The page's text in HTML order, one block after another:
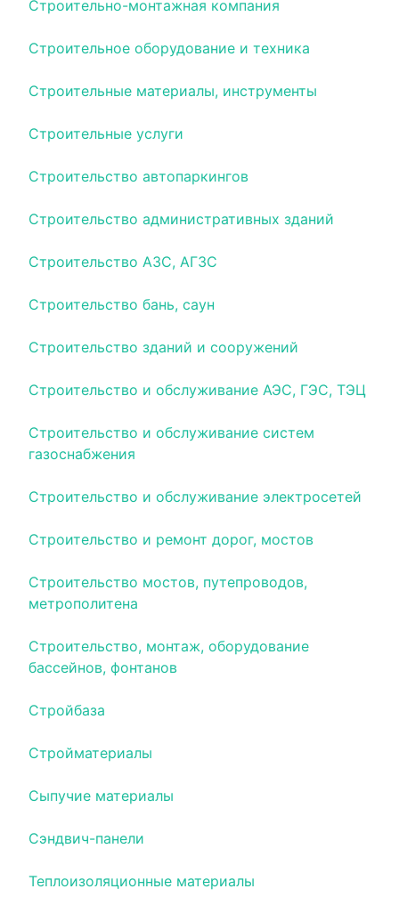
Строительно-монтажная компания
Строительное оборудование и техника
Строительные материалы, инструменты
Строительные услуги
Строительство автопаркингов
Строительство административных зданий
Строительство АЗС, АГЗС
Строительство бань, саун
Строительство зданий и сооружений
Строительство и обслуживание АЭС, ГЭС, ТЭЦ
Строительство и обслуживание систем
газоснабжения
Строительство и обслуживание электросетей
Строительство и ремонт дорог, мостов
Строительство мостов, путепроводов,
метрополитена
Строительство, монтаж, оборудование
бассейнов, фонтанов
Стройбаза
Стройматериалы
Сыпучие материалы
Сэндвич-панели
Теплоизоляционные материалы